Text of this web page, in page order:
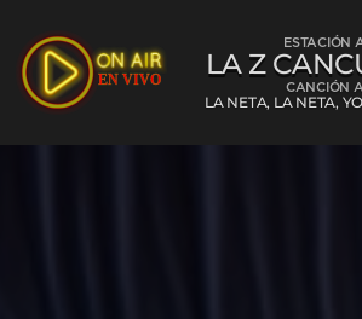
ESTACIÓN
LA Z
CANCIÓN
LA NETA, LA NETA,